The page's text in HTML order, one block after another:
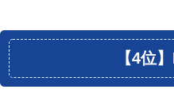
【4位